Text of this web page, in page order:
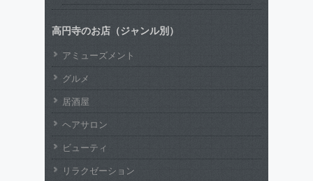
高円寺のお店（ジャンル別）
アミューズメント
グルメ
居酒屋
ヘアサロン
ビューティ
リラクゼーション